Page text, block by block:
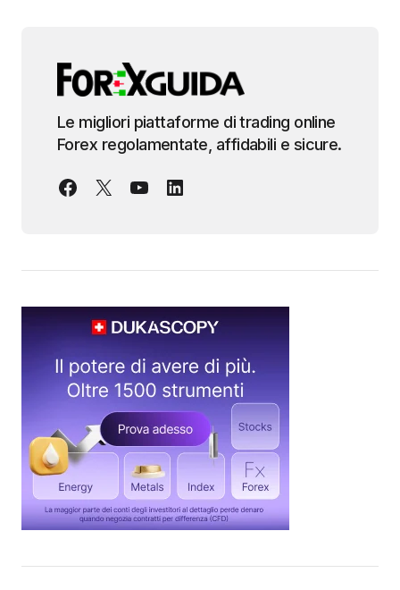
Le migliori piattaforme di trading online
Forex regolamentate, affidabili e sicure.